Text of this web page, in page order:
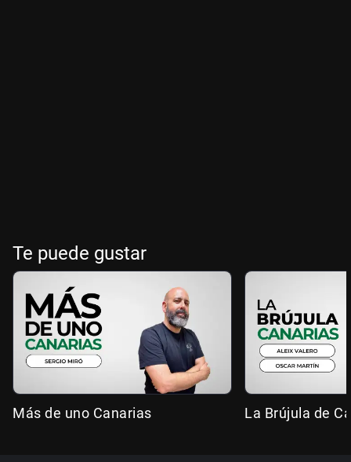
Te puede gustar
Más de uno Canarias La Brújula de